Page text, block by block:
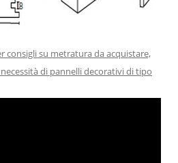
consigli su metratura da acquistare,
di pannelli decorativi di tipo